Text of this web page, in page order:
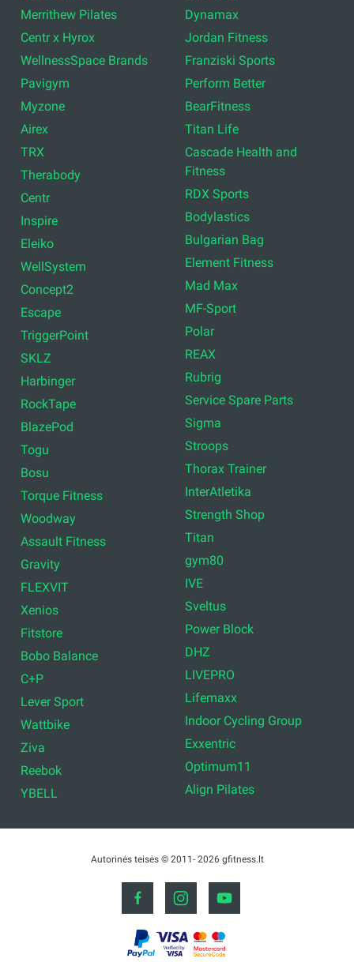
Merrithew Pilates
Centr x Hyrox
WellnessSpace Brands
Pavigym
Myzone
Airex
TRX
Therabody
Centr
Inspire
Eleiko
WellSystem
Concept2
Escape
TriggerPoint
SKLZ
Harbinger
RockTape
BlazePod
Togu
Bosu
Torque Fitness
Woodway
Assault Fitness
Gravity
FLEXVIT
Xenios
Fitstore
Bobo Balance
C+P
Lever Sport
Wattbike
Ziva
Reebok
YBELL
Dynamax
Jordan Fitness
Franziski Sports
Perform Better
BearFitness
Titan Life
Cascade Health and
Fitness
RDX Sports
Bodylastics
Bulgarian Bag
Element Fitness
Mad Max
MF-Sport
Polar
REAX
Rubrig
Service Spare Parts
Sigma
Stroops
Thorax Trainer
InterAtletika
Strength Shop
Titan
gym80
IVE
Sveltus
Power Block
DHZ
LIVEPRO
Lifemaxx
Indoor Cycling Group
Exxentric
Optimum11
Align Pilates
Autorinės teisės © 2011- 2026 gfitness.lt